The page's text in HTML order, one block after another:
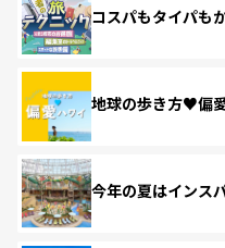
コスパもタイパも
地球の歩き方♥偏
今年の夏はインス